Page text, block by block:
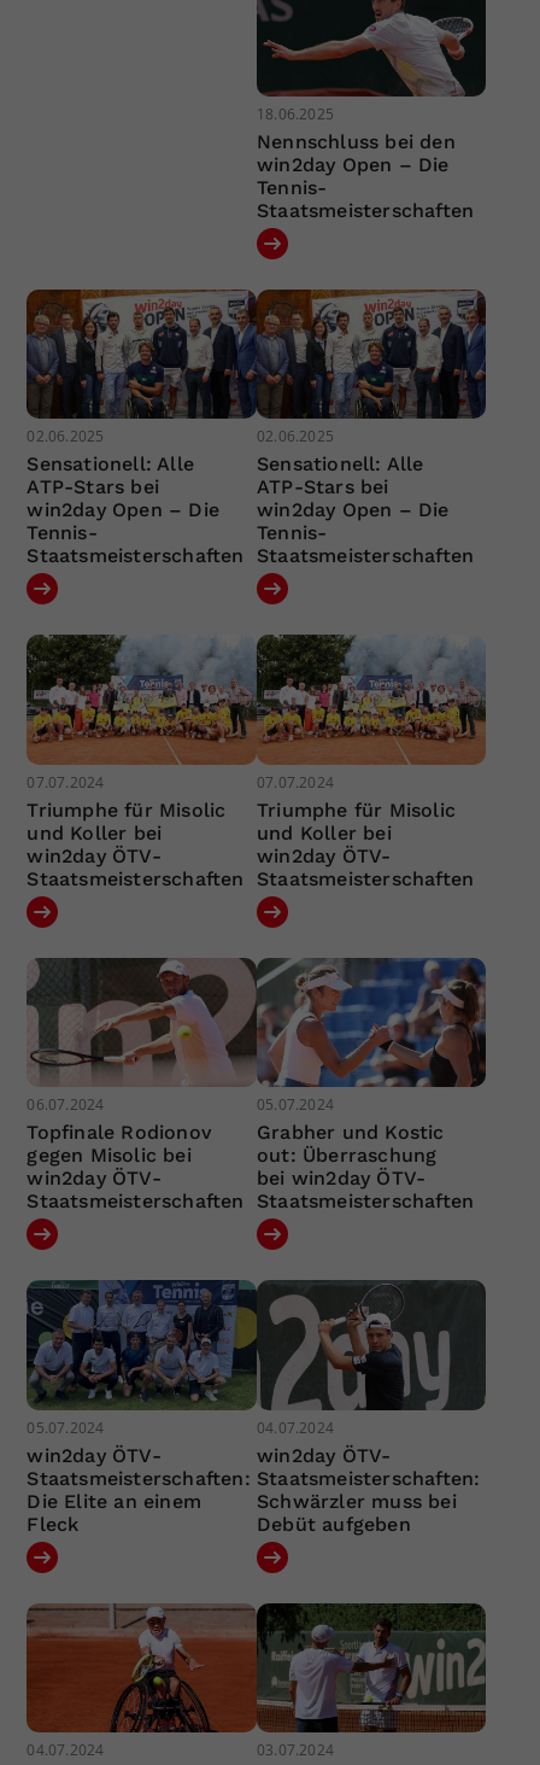
18.06.2025
Nennschluss bei den
win2day Open – Die
Tennis-
Staatsmeisterschaften
02.06.2025
Sensationell: Alle
ATP-Stars bei
win2day Open – Die
Tennis-
Staatsmeisterschaften
02.06.2025
Sensationell: Alle
ATP-Stars bei
win2day Open – Die
Tennis-
Staatsmeisterschaften
07.07.2024
Triumphe für Misolic
und Koller bei
win2day ÖTV-
Staatsmeisterschaften
07.07.2024
Triumphe für Misolic
und Koller bei
win2day ÖTV-
Staatsmeisterschaften
06.07.2024
Topfinale Rodionov
gegen Misolic bei
win2day ÖTV-
Staatsmeisterschaften
05.07.2024
Grabher und Kostic
out: Überraschung
bei win2day ÖTV-
Staatsmeisterschaften
05.07.2024
win2day ÖTV-
Staatsmeisterschaften:
Die Elite an einem
Fleck
04.07.2024
win2day ÖTV-
Staatsmeisterschaften:
Schwärzler muss bei
Debüt aufgeben
04.07.2024 03.07.2024